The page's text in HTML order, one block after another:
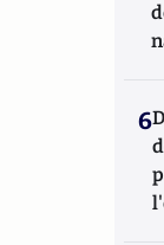
6